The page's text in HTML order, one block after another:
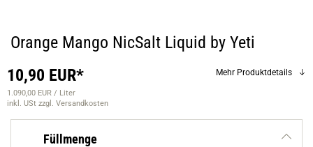
Orange Mango NicSalt Liquid by Yeti
10,90 EUR*
1.090,00 EUR / Liter
inkl. USt zzgl. Versandkosten
Mehr Produktdetails
Füllmenge